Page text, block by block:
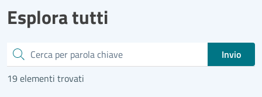
Esplora tutti
Cerca
Invio
19 elementi trovati